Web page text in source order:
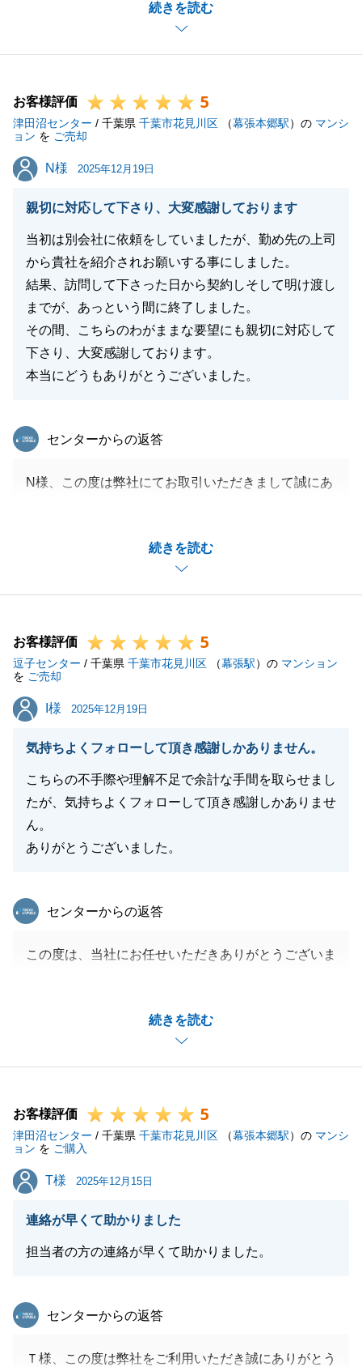
続きを読む
つなげることができ、私も嬉しく思います。
また何かございましたら、お気軽にご相談下さいま
せ。
す。
お客様評価 5
津田沼センター / 千葉県 千葉市花見川区 （幕張本郷駅）の マンシ
ョン を ご売却
N様
N様 2025年12月19日
親切に対応して下さり、大変感謝しております
当初は別会社に依頼をしていましたが、勤め先の上司
から貴社を紹介されお願いする事にしました。
結果、訪問して下さった日から契約しそして明け渡し
までが、あっという間に終了しました。
その間、こちらのわがままな要望にも親切に対応して
下さり、大変感謝しております。
本当にどうもありがとうございました。
続きを読む
東急リバブル
センターからの返答
N様、この度は弊社にてお取引いただきまして誠にあ
めることが出来ました。
今後も不動産売却につきまして同様にお悩み事がある
お知り合いの方がいらっしゃいましたら
お客様評価 5
逗子センター / 千葉県 千葉市花見川区 （幕張駅）の マンション
を ご売却
I様
I様 2025年12月19日
気持ちよくフォローして頂き感謝しかありません。
こちらの不手際や理解不足で余計な手間を取らせまし
たが、気持ちよくフォローして頂き感謝しかありませ
ん。
ありがとうございました。
続きを読む
東急リバブル
センターからの返答
この度は、当社にお任せいただきありがとうございま
伝いさせいただき大変嬉しく思います。
また、ご相談事がございましたらいつでもお声がけく
ださいませ。
閉じる
お客様評価 5
津田沼センター / 千葉県 千葉市花見川区 （幕張本郷駅）の マンシ
ョン を ご購入
T様
T様 2025年12月15日
連絡が早くて助かりました
担当者の方の連絡が早くて助かりました。
東急リバブル
センターからの返答
Ｔ様、この度は弊社をご利用いただき誠にありがとう